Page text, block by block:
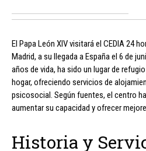
El Papa León XIV visitará el CEDIA 24
Madrid, a su llegada a España el 6 de
años de vida, ha sido un lugar de
hogar, ofreciendo servicios de
psicosocial. Según fuentes, el centro
aumentar su capacidad y ofrecer
Historia y